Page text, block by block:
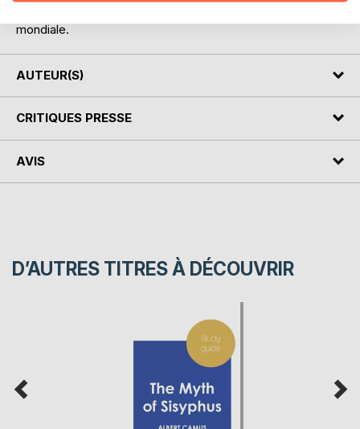
mondiale.
AUTEUR(S)
CRITIQUES PRESSE
AVIS
D’AUTRES TITRES À DÉCOUVRIR